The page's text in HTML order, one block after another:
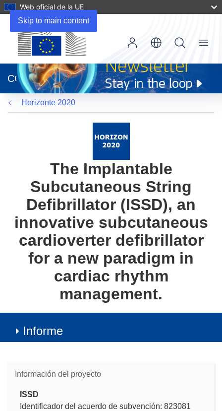
Skip to main content
Web oficial de la UE
abrirá
en
una
nueva
ventana)
CORDIS
Menu
Horizonte 2020
The Implantable
Subcutaneous String
Defibrillator (ISSD), an
innovative subcutaneous
cardioverter defibrillator
for a new paradigm in
cardiac rhythm
management.
Informe
Información del proyecto
ISSD
Identificador del acuerdo de subvención: 823081